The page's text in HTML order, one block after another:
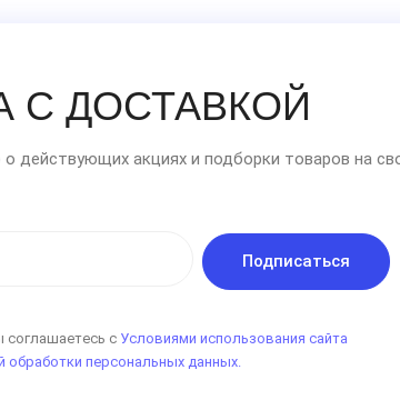
С ДОСТАВКОЙ
действующих акциях и подборки товаров на
Подписаться
соглашаетесь с Условиями использования сайта
обработки персональных данных.